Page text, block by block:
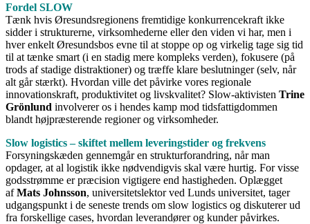
Fordel SLOW
Tænk hvis Øresundsregionens fremtidige konkurrencekraft ikke
sidder i strukturerne, virksomhederne eller den viden vi har, men i
hver enkelt Øresundsbos evne til at stoppe op og virkelig tage sig tid
til at tænke smart (i en stadig mere kompleks verden), fokusere (på
trods af stadige distraktioner) og træffe klare beslutninger (selv, når
alt går stærkt). Hvordan ville det påvirke vores regionale
innovationskraft, produktivitet og livskvalitet? Slow-aktivisten Trine
Grönlund involverer os i hendes kamp mod tidsfattigdommen
blandt højpræsterende regioner og virksomheder.
Slow logistics – skiftet mellem leveringstider og frekvens
Forsyningskæden gennemgår en strukturforandring, når man
opdager, at al logistik ikke nødvendigvis skal være hurtig. For visse
godsstrømme er præcision vigtigere end hastigheden. Oplægget
afMats Johnsson, universitetslektor ved Lunds universitet, tager
udgangspunkt i de seneste trends om slow logistics og diskuterer ud
fra forskellige cases, hvordan leverandører og kunder påvirkes.